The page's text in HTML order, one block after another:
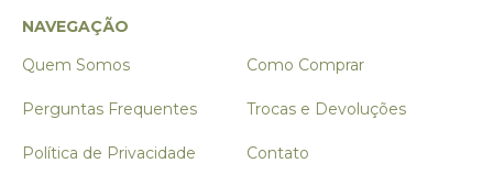
NAVEGAÇÃO
Quem Somos
Como Comprar
Perguntas Frequentes Trocas e Devoluções
Política de Privacidade Contato